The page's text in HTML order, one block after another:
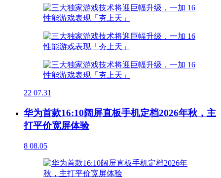
22 07.31
华为首款16:10阔屏直板手机定档2026年秋，主
打平价宽屏体验
8 08.05